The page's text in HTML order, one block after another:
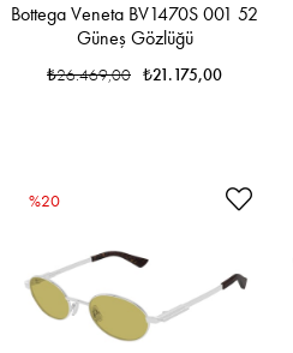
Bottega Veneta BV1470S 001 52
Güneş Gözlüğü
₺21.175,00
₺26.469,00
%20